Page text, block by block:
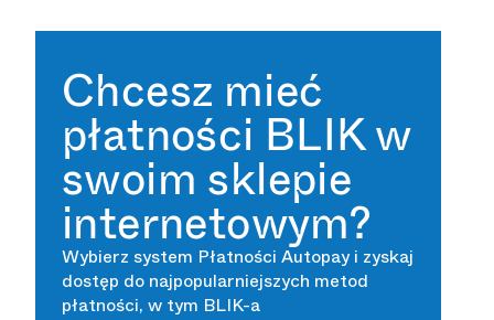
Chcesz mieć
płatności BLIK w
swoim sklepie
internetowym?
Wybierz system Płatności Autopay i zyskaj
dostęp do najpopularniejszych metod
płatności, w tym BLIK-a